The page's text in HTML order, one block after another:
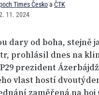
Times Českoa ČTK
11. 2024
dary od boha, stejně
prohlásil dnes na
prezident
vlast hostí